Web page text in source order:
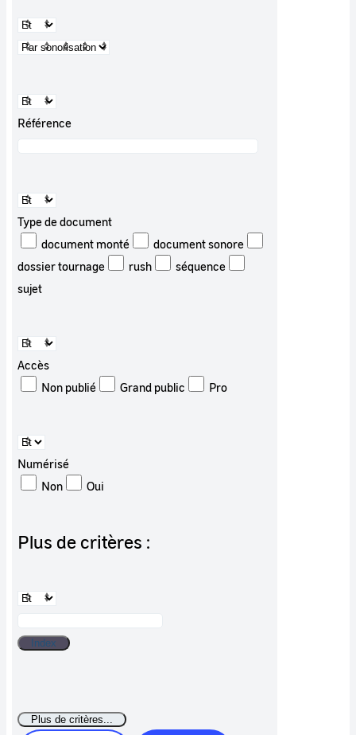
Référence
Type de document
document monté
document sonore
dossier tournage
rush
séquence
sujet
Accès
Non publié
Grand public Pro
Numérisé
Non
Oui
Plus de critères :